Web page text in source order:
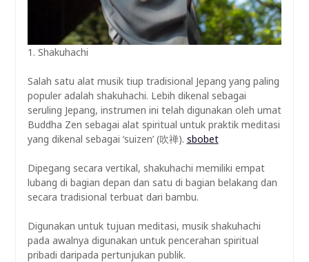
1. Shakuhachi
Salah satu alat musik tiup tradisional Jepang yang paling
populer adalah shakuhachi. Lebih dikenal sebagai
seruling Jepang, instrumen ini telah digunakan oleh umat
Buddha Zen sebagai alat spiritual untuk praktik meditasi
yang dikenal sebagai ‘suizen’ (吹禅). sbobet
Dipegang secara vertikal, shakuhachi memiliki empat
lubang di bagian depan dan satu di bagian belakang dan
secara tradisional terbuat dari bambu.
Digunakan untuk tujuan meditasi, musik shakuhachi
pada awalnya digunakan untuk pencerahan spiritual
pribadi daripada pertunjukan publik.